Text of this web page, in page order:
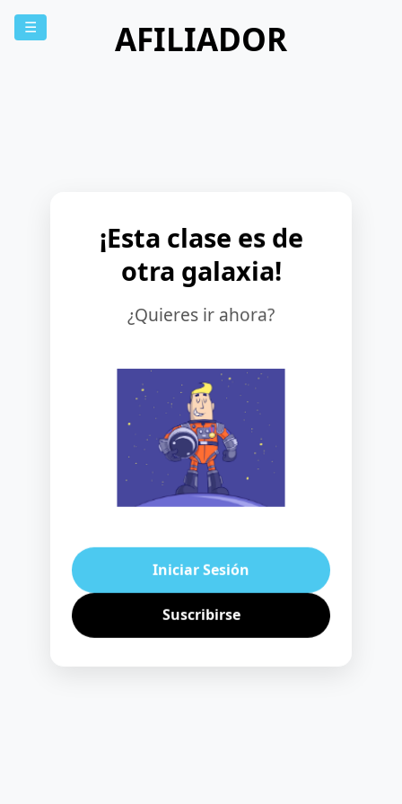
☰ AFILIADOR
¡Esta clase es de
otra galaxia!
¿Quieres ir ahora?
Iniciar Sesión
Suscribirse